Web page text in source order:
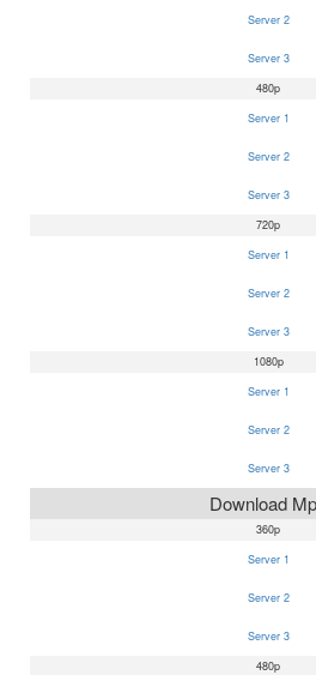
Server 2
Server 3
480p
Server 1
Server 2
Server 3
720p
Server 1
Server 2
Server 3
1080p
Server 1
Server 2
Server 3
Download
360p
Server 1
Server 2
Server 3
480p